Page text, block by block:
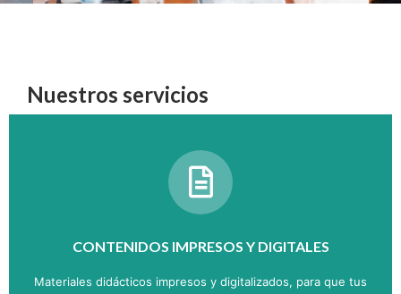
Nuestros servicios
CONTENIDOS IMPRESOS Y DIGITALES
Materiales didácticos impresos y digitalizados, para que tus